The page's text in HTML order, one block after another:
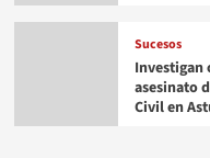
Sucesos
Investigan
asesinato
Civil en